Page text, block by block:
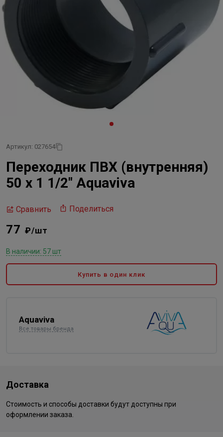
Артикул: 027654
Переходник ПВХ (внутренняя)
50 х 1 1/2" Aquaviva
Сравнить Поделиться
77 ₽/шт
В наличии: 57 шт
Купить в один клик
Aquaviva
Все товары бренда
Доставка
Стоимость и способы доставки будут доступны при
оформлении заказа.